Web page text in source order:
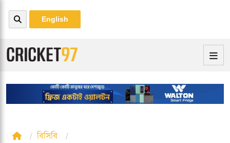
English
বিসিবি